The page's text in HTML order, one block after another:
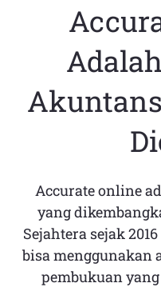
Accurate online
yang
Sejahtera sejak
bisa menggunakan
pembukuan